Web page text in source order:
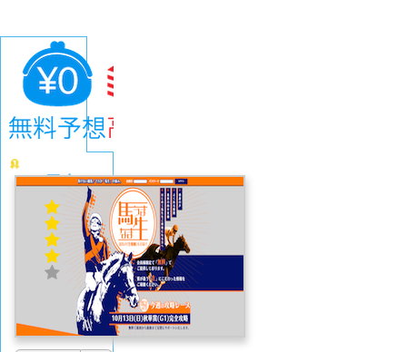
馬生
4.1 (671
件)